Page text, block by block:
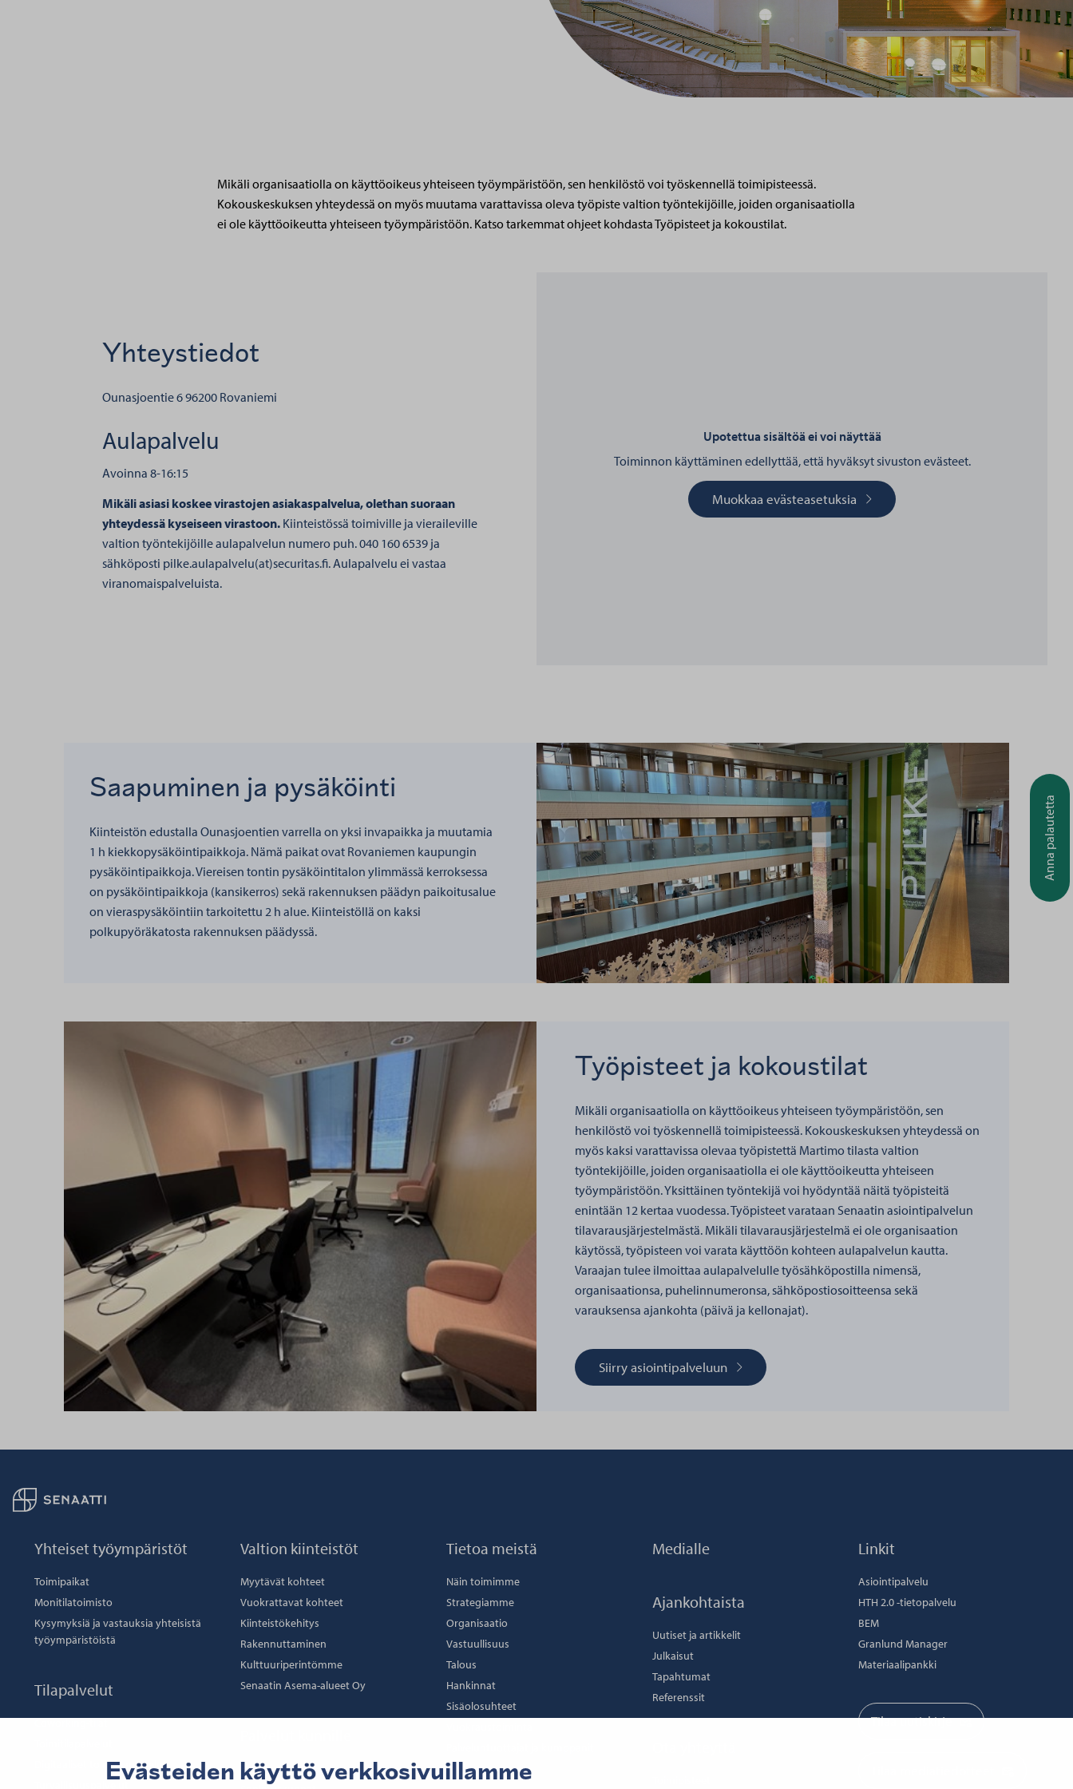
Evästeiden käyttö verkkosivuillamme
Mikäli organisaatiolla on käyttöoikeus yhteiseen työympäristöön, sen henkilöstö voi työskennellä toimipisteessä.
Kokouskeskuksen yhteydessä on myös muutama varattavissa oleva työpiste valtion työntekijöille, joiden organisaatiolla
ei ole käyttöoikeutta yhteiseen työympäristöön. Katso tarkemmat ohjeet kohdasta Työpisteet ja kokoustilat.
Upotettua sisältöä ei voi näyttää
Toiminnon käyttäminen edellyttää, että hyväksyt sivuston evästeet.
Muokkaa evästeasetuksia
Yhteystiedot
Ounasjoentie 696200 Rovaniemi
Aulapalvelu
Avoinna 8-16:15
Mikäli asiasi koskee virastojen asiakaspalvelua, olethan suoraan
yhteydessä kyseiseen virastoon. Kiinteistössä toimiville ja vieraileville
valtion työntekijöille aulapalvelun numero puh. 040 160 6539 ja
sähköposti pilke.aulapalvelu(at)securitas.fi. Aulapalvelu ei vastaa
viranomaispalveluista.
Saapuminen ja pysäköinti
Kiinteistön edustalla Ounasjoentien varrella on yksi invapaikka ja muutamia
1 h kiekkopysäköintipaikkoja. Nämä paikat ovat Rovaniemen kaupungin
pysäköintipaikkoja. Viereisen tontin pysäköintitalon ylimmässä kerroksessa
on pysäköintipaikkoja (kansikerros) sekä rakennuksen päädyn paikoitusalue
on vieraspysäköintiin tarkoitettu 2 h alue. Kiinteistöllä on kaksi
polkupyöräkatosta rakennuksen päädyssä.
Työpisteet ja kokoustilat
Mikäli organisaatiolla on käyttöoikeus yhteiseen työympäristöön, sen
henkilöstö voi työskennellä toimipisteessä. Kokouskeskuksen yhteydessä on
myös kaksi varattavissa olevaa työpistettä Martimo tilasta valtion
työntekijöille, joiden organisaatiolla ei ole käyttöoikeutta yhteiseen
työympäristöön. Yksittäinen työntekijä voi hyödyntää näitä työpisteitä
enintään 12 kertaa vuodessa. Työpisteet varataan Senaatin asiointipalvelun
tilavarausjärjestelmästä. Mikäli tilavarausjärjestelmä ei ole organisaation
käytössä, työpisteen voi varata käyttöön kohteen aulapalvelun kautta.
Varaajan tulee ilmoittaa aulapalvelulle työsähköpostilla nimensä,
organisaationsa, puhelinnumeronsa, sähköpostiosoitteensa sekä
varauksensa ajankohta (päivä ja kellonajat).
Siirry asiointipalveluun
Palaa taikaisin etusivulle
Yhteiset työympäristöt
Toimipaikat
Monitilatoimisto
Kysymyksiä ja vastauksia yhteisistä
työympäristöistä
Tilapalvelut
Coworking-tilat
Digitaaliset toimitilapalvelut
Valtion kiinteistöt
Myytävät kohteet
Vuokrattavat kohteet
Kiinteistökehitys
Rakennuttaminen
Kulttuuriperintömme
Senaatin Asema-alueet Oy
Palvelumme
Tietoa meistä
Näin toimimme
Strategiamme
Organisaatio
Vastuullisuus
Talous
Hankinnat
Sisäolosuhteet
Medialle
Ajankohtaista
Uutiset ja artikkelit
Julkaisut
Tapahtumat
Referenssit
Linkit
Asiointipalvelu
HTH 2.0 -tietopalvelu
BEM
Granlund Manager
Materiaalipankki
Tilaa uutiskirje
Anna palautetta